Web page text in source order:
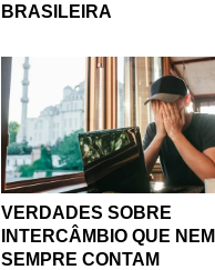
BRASILEIRA
VERDADES SOBRE
INTERCÂMBIO QUE NEM
SEMPRE CONTAM